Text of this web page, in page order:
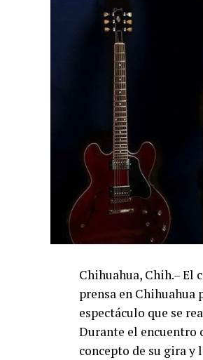
Chihuahua, Chih.– El
prensa en Chihuahua
espectáculo que se
Durante el encuentro
concepto de su gira y